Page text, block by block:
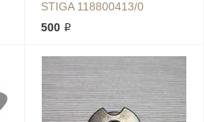
STIGA 118800413/0
500 ₽